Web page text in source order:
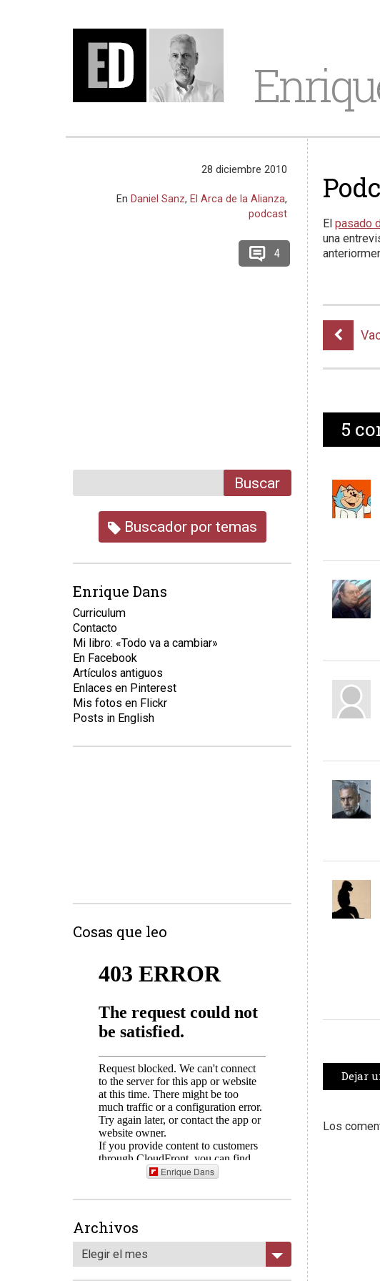
Elpasado
una
5
Dejar
Los
28 diciembre 2010
EnDaniel Sanz,El Arca de la Alianza,
podcast
4
Buscar
Buscador por temas
Enrique Dans
Curriculum
Contacto
Mi libro: «Todo va a cambiar»
En Facebook
Artículos antiguos
Enlaces en Pinterest
Mis fotos en Flickr
Posts in English
Cosas que leo
Enrique Dans
Archivos
Elegir el mes